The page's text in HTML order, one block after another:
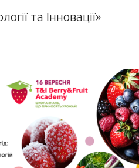
та Інновації»